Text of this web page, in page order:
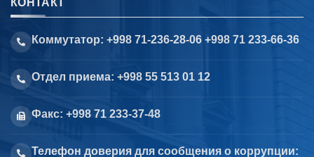
КОНТАКТ
Коммутатор: +998 71-236-28-06 +998 71 233-66-36
Отдел приема: +998 55 513 01 12
Факс: +998 71 233-37-48
Телефон доверия для сообщения о коррупции: